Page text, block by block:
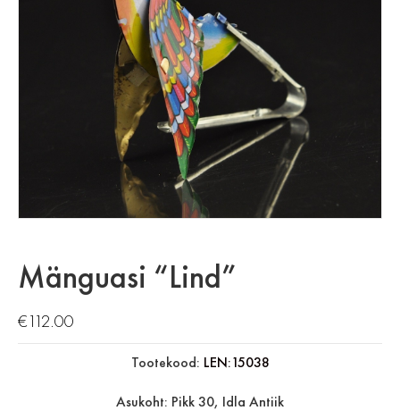
Mänguasi “Lind”
€112.00
Tootekood: LEN:15038
Asukoht: Pikk 30, Idla Antiik